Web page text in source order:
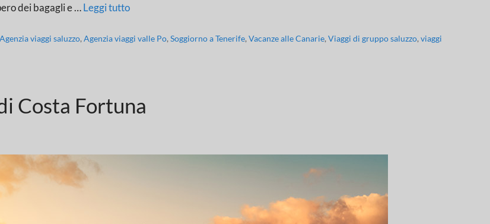
dei bagagli e …Leggi tutto
Agenzia viaggi saluzzo,Agenzia viaggi valle Po,Soggiorno a Tenerife,Vacanze alle Canarie,Viaggi di gruppo saluzzo,viaggi
Costa Fortuna